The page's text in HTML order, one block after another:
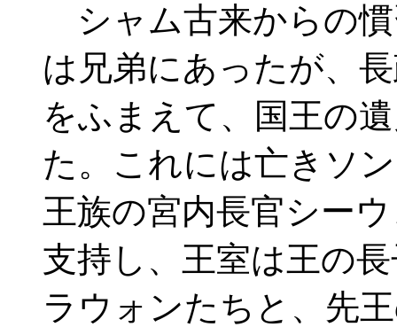
シャム古来からの
は兄弟にあったが、
をふまえて、国王の
た。これには亡きソ
王族の宮内長官シー
支持し、王室は王の
ラウォンたちと、先